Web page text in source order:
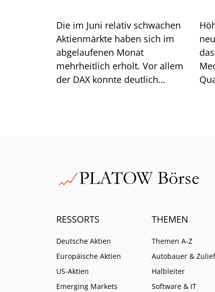
Die im Juni relativ schwachen
Aktienmärkte haben sich im
abgelaufenen Monat
mehrheitlich erholt. Vor allem
der DAX konnte deutlich
RESSORTS
Deutsche Aktien
Europäische Aktien
US-Aktien
Emerging Markets
THEMEN
Themen A-Z
Autobauer &
Halbleiter
Software & IT